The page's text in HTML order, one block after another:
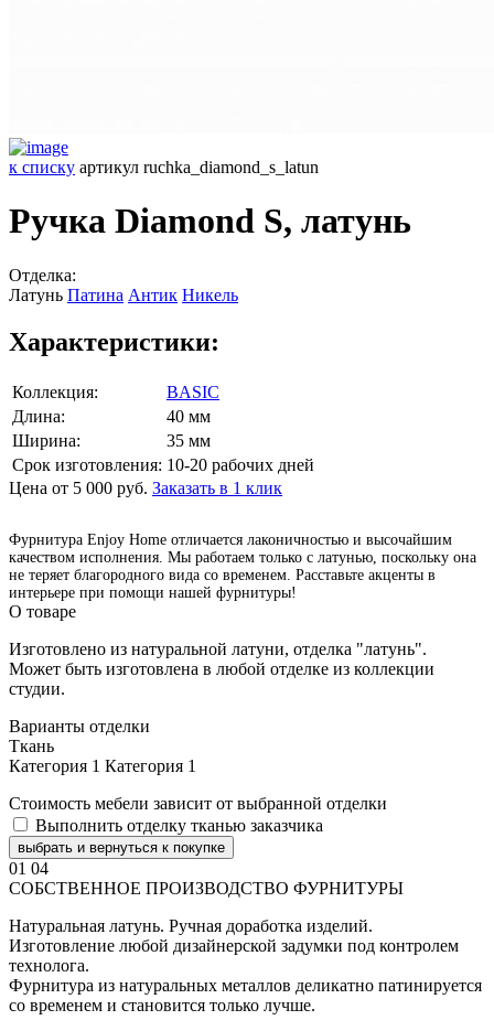
к списку артикул ruchka_diamond_s_latun
Ручка Diamond S, латунь
Отделка:
Латунь Патина Антик Никель
Характеристики:
Коллекция:
BASIC
Длина:
40 мм
Ширина:
35 мм
Срок изготовления: 10-20 рабочих дней
Цена от 5 000 руб. Заказать в 1 клик
Фурнитура Enjoy Home отличается лаконичностью и высочайшим
качеством исполнения. Мы работаем только с латунью, поскольку она
не теряет благородного вида со временем. Расставьте акценты в
интерьере при помощи нашей фурнитуры!
О товаре
Изготовлено из натуральной латуни, отделка "латунь".
Может быть изготовлена в любой отделке из коллекции
студии.
Варианты отделки
Ткань
Категория 1 Категория 1
Стоимость мебели зависит от выбранной отделки
Выполнить отделку тканью заказчика
выбрать и вернуться к покупке
01 04
СОБСТВЕННОЕ ПРОИЗВОДСТВО ФУРНИТУРЫ
Натуральная латунь. Ручная доработка изделий.
Изготовление любой дизайнерской задумки под контролем
технолога.
Фурнитура из натуральных металлов деликатно патинируется
со временем и становится только лучше.